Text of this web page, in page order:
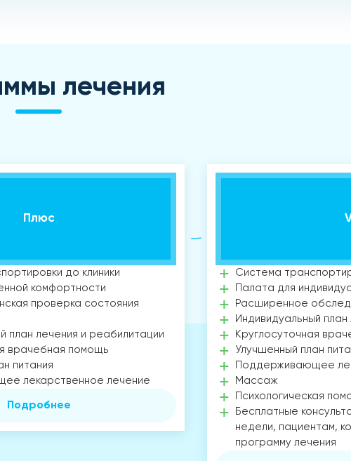
лечения
Плюс
до клиники
комфортности
проверка состояния
план лечения и реабилитации
врачебная помощь
питания
лекарственное лечение
Подробнее
Система
Палата для
Расширенное
Индивидуальный
Круглосуточная
Улучшенный план
Поддерживающее
Массаж
Психологическая
Бесплатные
недели, пациентам,
программу лечения